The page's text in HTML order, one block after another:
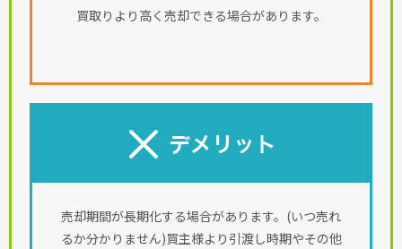
買取りより高く売却できる場合があります。
売却期間が長期化する場合があります。(いつ売れ
るか分かりません)買主様より引渡し時期やその他